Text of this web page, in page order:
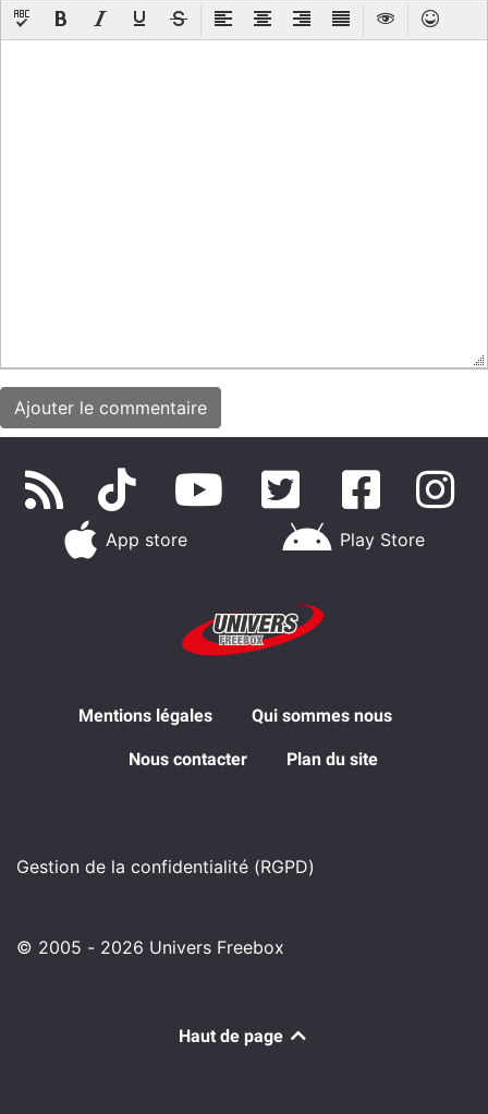
App store Play Store
Mentions légales Qui sommes nous
Nous contacter Plan du site
Gestion de la confidentialité (RGPD)
© 2005 - 2026 Univers Freebox
Haut de page